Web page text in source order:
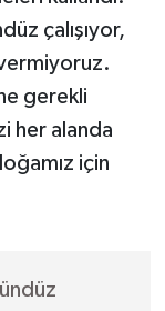
çalışıyor,
gerekli
her alanda
için